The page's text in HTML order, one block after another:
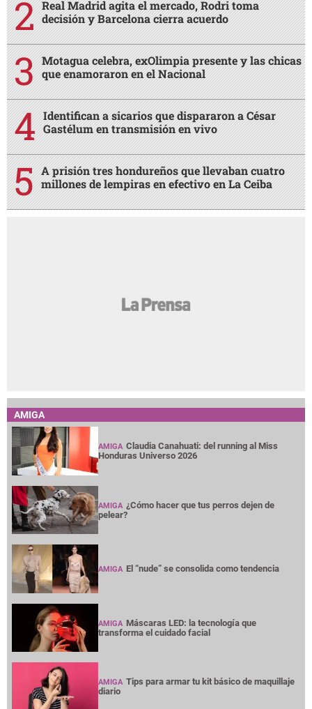
Real Madrid agita el mercado, Rodri toma
decisión y Barcelona cierra acuerdo
Motagua celebra, exOlimpia presente y las chicas
que enamoraron en el Nacional
Identifican a sicarios que dispararon a César
Gastélum en transmisión en vivo
A prisión tres hondureños que llevaban cuatro
millones de lempiras en efectivo en La Ceiba
AMIGA
AMIGA Claudia Canahuati: del running al Miss
Honduras Universo 2026
AMIGA ¿Cómo hacer que tus perros dejen de
pelear?
AMIGA El “nude” se consolida como tendencia
AMIGA Máscaras LED: la tecnología que
transforma el cuidado facial
AMIGA Tips para armar tu kit básico de maquillaje
diario